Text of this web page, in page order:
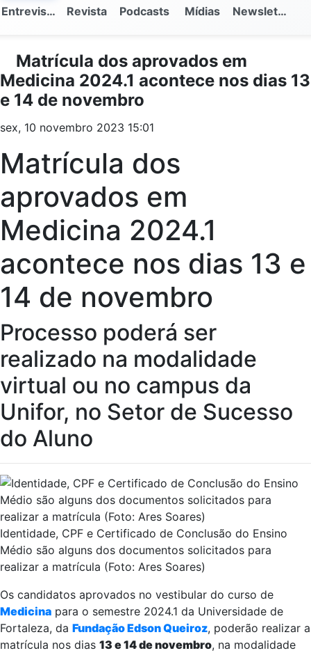
Entrevistas Revista Podcasts Mídias Newsletter
Matrícula dos aprovados em
Medicina 2024.1 acontece nos dias 13
e 14 de novembro
sex, 10 novembro 2023 15:01
Matrícula dos
aprovados em
Medicina 2024.1
acontece nos dias 13 e
14 de novembro
Processo poderá ser
realizado na modalidade
virtual ou no campus da
Unifor, no Setor de Sucesso
do Aluno
Identidade, CPF e Certificado de Conclusão do Ensino
Médio são alguns dos documentos solicitados para
realizar a matrícula (Foto: Ares Soares)
Os candidatos aprovados no vestibular do curso de
Medicina para o semestre 2024.1 da Universidade de
Fortaleza, da Fundação Edson Queiroz, poderão realizar a
matrícula nos dias 13 e 14 de novembro, na modalidade